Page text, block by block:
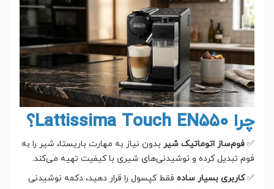
چرا Lattissima Touch EN550؟
✅ فوم‌ساز اتوماتیک شیر بدون نیاز به مهارت باریستا، شیر را به
فوم تبدیل کرده و نوشیدنی‌های شیری با کیفیت تهیه می‌کند.
✅کاربری بسیار ساده فقط کپسول را قرار دهید، دکمه نوشیدنی